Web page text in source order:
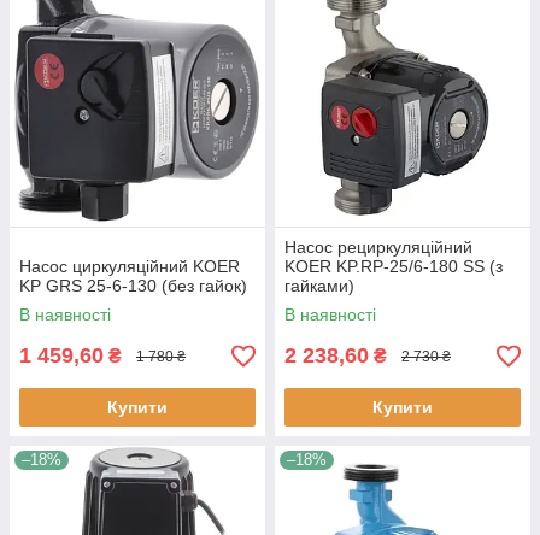
Насос циркуляційний KOER
KP GRS 25-6-130 (без гайок)
В наявності
1 459,60 ₴ 1 780 ₴
Купити
Насос рециркуляційний
KOER KP.RP-25/6-180 SS (з
гайками)
В наявності
2 238,60 ₴ 2 730 ₴
Купити
–18% –18%